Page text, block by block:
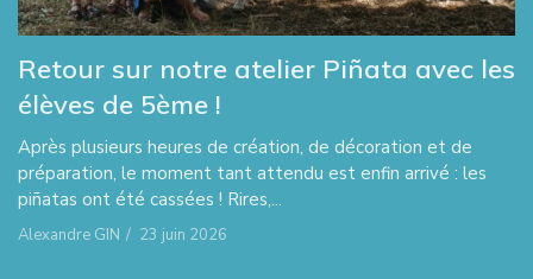
Retour sur notre atelier Piñata avec les
élèves de 5ème !
Après plusieurs heures de création, de décoration et de
préparation, le moment tant attendu est enfin arrivé : les
piñatas ont été cassées ! Rires,...
Alexandre GIN / 23 juin 2026